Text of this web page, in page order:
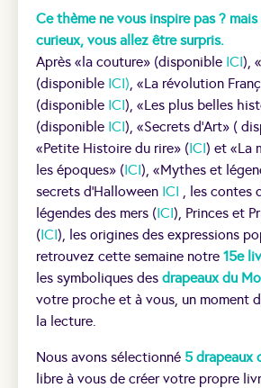
Ce thème ne vous inspire pas ?
curieux, vous allez être surpris.
Après «la couture» (disponible ICI),
(disponible ICI) , «La révolution
(disponible ICI), «Les plus belles
(disponible ICI), «Secrets d’Art» (
«Petite Histoire du rire» (ICI) et «La
les époques» (ICI), «Mythes et
secrets d’Halloween ICI , les contes
légendes des mers (ICI), Princes et
(ICI), les origines des expressions
retrouvez cette semaine notre 15e
les symboliques des drapeaux du
votre proche et à vous, un moment
la lecture.
Nous avons sélectionné 5 drapeaux
libre à vous de créer votre propre